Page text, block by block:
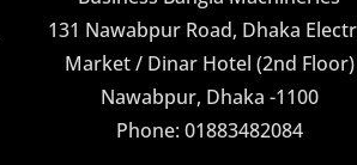
131 Nawabpur Road, Dhaka
Market / Dinar Hotel (2nd Floor)
Nawabpur, Dhaka -1100
Phone: 01883482084